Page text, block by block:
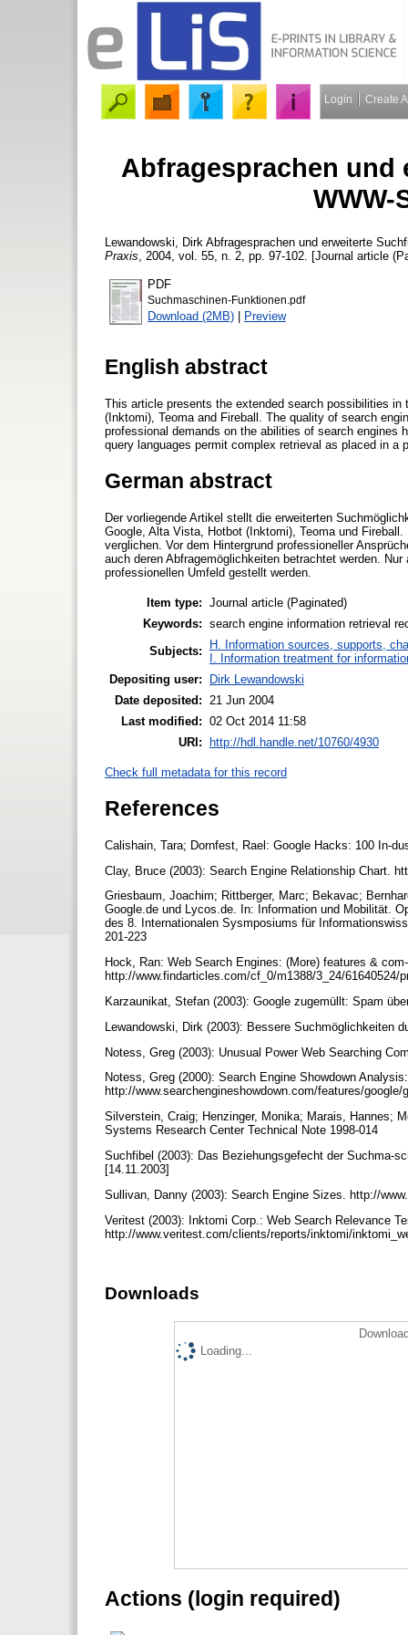
Login Create
Abfragesprachen
Lewandowski, Dirk Abfragesprachen und erweiterte
Praxis , 2004, vol. 55, n. 2, pp. 97-102. [Journal article
PDF
Suchmaschinen-Funktionen.pdf
Download (2MB) | Preview
English abstract
This article presents the extended search possibilities
(Inktomi), Teoma and Fireball. The quality of search
professional demands on the abilities of search engines
query languages permit complex retrieval as placed in a
German abstract
Der vorliegende Artikel stellt die erweiterten
Google, Alta Vista, Hotbot (Inktomi), Teoma und
verglichen. Vor dem Hintergrund professioneller
auch deren Abfragemöglichkeiten betrachtet werden.
professionellen Umfeld gestellt werden.
Item type: Journal article (Paginated)
Keywords: search engine information retrieval
Subjects:
H. Information sources, supports,
I. Information treatment for
Depositing user:
Dirk Lewandowski
Date deposited:
21 Jun 2004
Last modified: 02 Oct 2014 11:58
URI:
http://hdl.handle.net/10760/4930
Check full metadata for this record
References
Calishain, Tara; Dornfest, Rael: Google Hacks: 100 In-
Clay, Bruce (2003): Search Engine Relationship Chart.
Griesbaum, Joachim; Rittberger, Marc; Bekavac;
Google.de und Lycos.de. In: Information und Mobilität.
des 8. Internationalen Sysmposiums für
201-223
Hock, Ran: Web Search Engines: (More) features &
http://www.findarticles.com/cf_0/m1388/3_24/61640524/
Karzaunikat, Stefan (2003): Google zugemüllt: Spam
Lewandowski, Dirk (2003): Bessere Suchmöglichkeiten
Notess, Greg (2003): Unusual Power Web Searching
Notess, Greg (2000): Search Engine Showdown
http://www.searchengineshowdown.com/features/
Silverstein, Craig; Henzinger, Monika; Marais, Hannes;
Systems Research Center Technical Note 1998-014
Suchfibel (2003): Das Beziehungsgefecht der Suchma-
[14.11.2003]
Sullivan, Danny (2003): Search Engine Sizes. http://
Veritest (2003): Inktomi Corp.: Web Search Relevance
http://www.veritest.com/clients/reports/inktomi/
Downloads
Loading...
Actions (login required)